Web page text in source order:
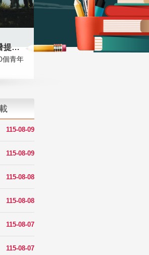
青年壯遊點精選夏夜限定避暑提案 漫
個青年
115-08-09
115-08-09
115-08-08
115-08-08
115-08-07
115-08-07